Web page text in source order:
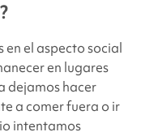
el aspecto social
en lugares
dejamos hacer
a comer fuera o ir
intentamos